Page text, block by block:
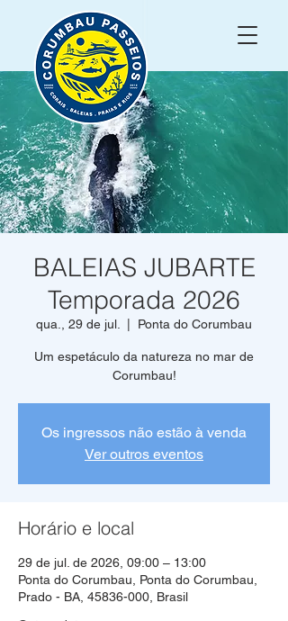
BALEIAS JUBARTE
Temporada 2026
qua., 29 de jul. Ponta do Corumbau
Um espetáculo da natureza no mar de
Corumbau!
Os ingressos não estão à venda
Ver outros eventos
Horário e local
29 de jul. de 2026, 09:00 – 13:00
Ponta do Corumbau, Ponta do Corumbau,
Prado - BA, 45836-000, Brasil